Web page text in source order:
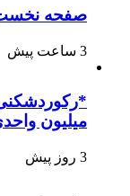
صفحه نخست
3 ساعت پیش
میلیون
3 روز پیش